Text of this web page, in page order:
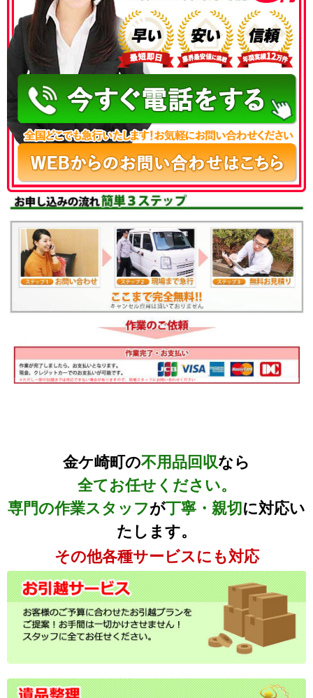
050-3186-4780
金ケ崎町の不用品回収なら
全てお任せください。
専門の作業スタッフが丁寧・親切 に対応い
たします。
その他各種サービスにも対応